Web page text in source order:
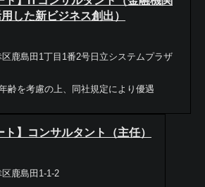
した新ビジネス創出）
鹿島田1丁目1番2号日立システムプラザ
齢を考慮の上、同社規定により優遇
ト】コンサルタント（主任）
鹿島田1-1-2